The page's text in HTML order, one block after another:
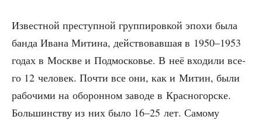
Извест­ной пре­ступ­ной груп­пи­ров­кой эпо­хи была
бан­да Ива­на Мити­на, дей­ство­вав­шая в 1950–1953
годах в Москве и Под­мос­ко­вье. В неё вхо­ди­ли все­
го 12 чело­век. Почти все они, как и Митин, были
рабо­чи­ми на обо­рон­ном заво­де в Крас­но­гор­ске.
Боль­шин­ству из них было 16–25 лет. Само­му